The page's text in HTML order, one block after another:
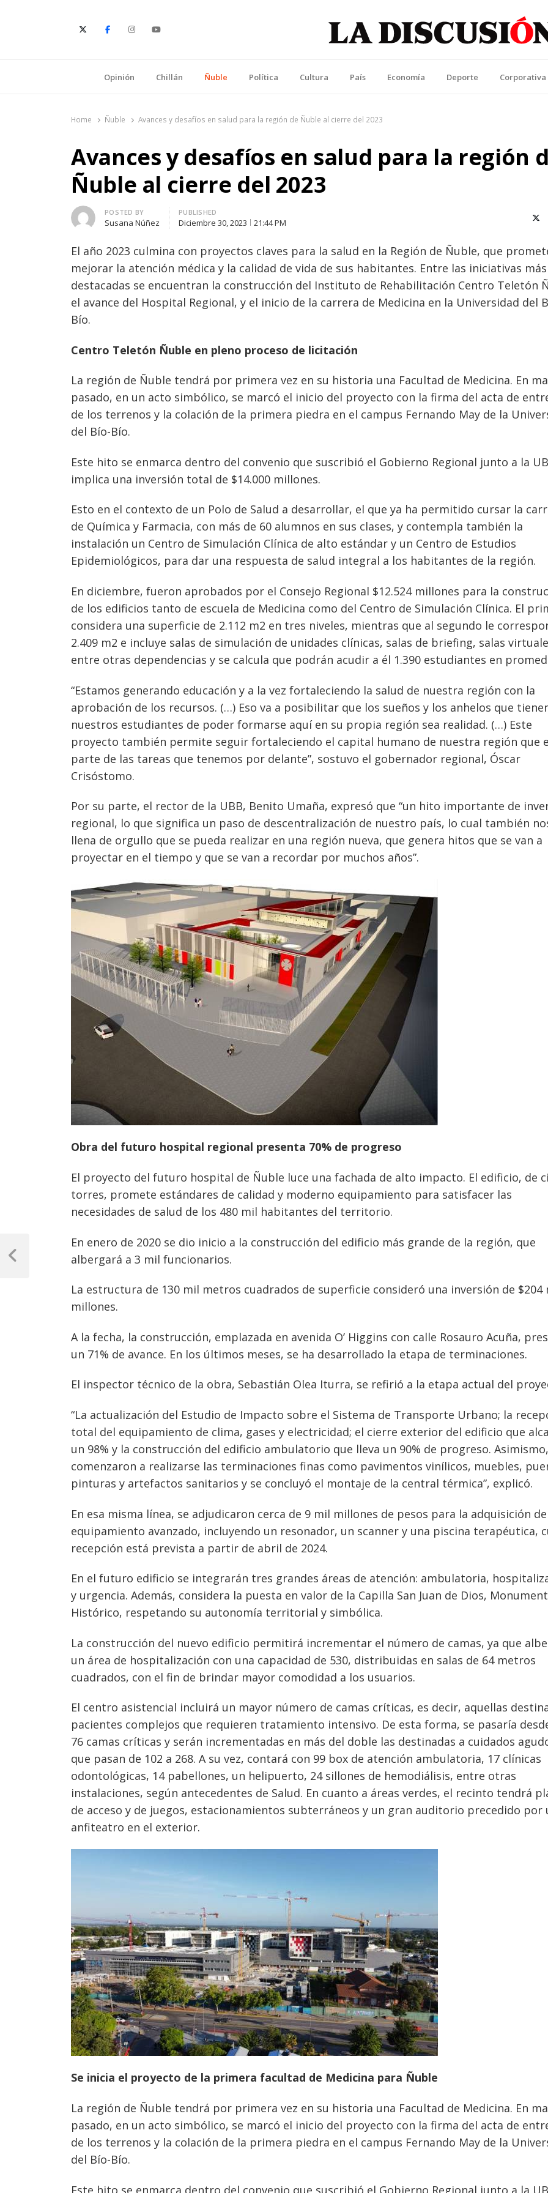
Opinión Chillán Ñuble Política Cultura País Economía Deporte Corporativa
Home Ñuble Avances y desafíos en salud para la región de Ñuble al cierre del 2023
Avances y desafíos en salud para la región
Ñuble al cierre del 2023
Author
POSTED BY
Susana Núñez
PUBLISHED
Diciembre 30, 2023 21:44 PM X
El año 2023 culmina con proyectos claves para la salud en la Región de Ñuble, que
mejorar la atención médica y la calidad de vida de sus habitantes. Entre las iniciativas más
destacadas se encuentran la construcción del Instituto de Rehabilitación Centro Teletón
el avance del Hospital Regional, y el inicio de la carrera de Medicina en la Universidad del
Bío.
Centro Teletón Ñuble en pleno proceso de licitación
La región de Ñuble tendrá por primera vez en su historia una Facultad de Medicina. En
pasado, en un acto simbólico, se marcó el inicio del proyecto con la firma del acta de
de los terrenos y la colación de la primera piedra en el campus Fernando May de la
del Bío-Bío.
Este hito se enmarca dentro del convenio que suscribió el Gobierno Regional junto a la
implica una inversión total de $14.000 millones.
Esto en el contexto de un Polo de Salud a desarrollar, el que ya ha permitido cursar la
de Química y Farmacia, con más de 60 alumnos en sus clases, y contempla también la
instalación un Centro de Simulación Clínica de alto estándar y un Centro de Estudios
Epidemiológicos, para dar una respuesta de salud integral a los habitantes de la región.
En diciembre, fueron aprobados por el Consejo Regional $12.524 millones para la
de los edificios tanto de escuela de Medicina como del Centro de Simulación Clínica. El
considera una superficie de 2.112 m2 en tres niveles, mientras que al segundo le
2.409 m2 e incluye salas de simulación de unidades clínicas, salas de briefing, salas
entre otras dependencias y se calcula que podrán acudir a él 1.390 estudiantes en
“Estamos generando educación y a la vez fortaleciendo la salud de nuestra región con la
aprobación de los recursos. (…) Eso va a posibilitar que los sueños y los anhelos que
nuestros estudiantes de poder formarse aquí en su propia región sea realidad. (…) Este
proyecto también permite seguir fortaleciendo el capital humano de nuestra región que
parte de las tareas que tenemos por delante”, sostuvo el gobernador regional, Óscar
Crisóstomo.
Por su parte, el rector de la UBB, Benito Umaña, expresó que “un hito importante de
regional, lo que significa un paso de descentralización de nuestro país, lo cual también
llena de orgullo que se pueda realizar en una región nueva, que genera hitos que se van a
proyectar en el tiempo y que se van a recordar por muchos años”.
Obra del futuro hospital regional presenta 70% de progreso
El proyecto del futuro hospital de Ñuble luce una fachada de alto impacto. El edificio, de
torres, promete estándares de calidad y moderno equipamiento para satisfacer las
necesidades de salud de los 480 mil habitantes del territorio.
En enero de 2020 se dio inicio a la construcción del edificio más grande de la región, que
albergará a 3 mil funcionarios.
La estructura de 130 mil metros cuadrados de superficie consideró una inversión de $204
millones.
A la fecha, la construcción, emplazada en avenida O’ Higgins con calle Rosauro Acuña,
un 71% de avance. En los últimos meses, se ha desarrollado la etapa de terminaciones.
El inspector técnico de la obra, Sebastián Olea Iturra, se refirió a la etapa actual del
“La actualización del Estudio de Impacto sobre el Sistema de Transporte Urbano; la
total del equipamiento de clima, gases y electricidad; el cierre exterior del edificio que
un 98% y la construcción del edificio ambulatorio que lleva un 90% de progreso. Asimismo,
comenzaron a realizarse las terminaciones finas como pavimentos vinílicos, muebles,
pinturas y artefactos sanitarios y se concluyó el montaje de la central térmica”, explicó.
En esa misma línea, se adjudicaron cerca de 9 mil millones de pesos para la adquisición de
equipamiento avanzado, incluyendo un resonador, un scanner y una piscina terapéutica,
recepción está prevista a partir de abril de 2024.
En el futuro edificio se integrarán tres grandes áreas de atención: ambulatoria,
y urgencia. Además, considera la puesta en valor de la Capilla San Juan de Dios,
Histórico, respetando su autonomía territorial y simbólica.
La construcción del nuevo edificio permitirá incrementar el número de camas, ya que
un área de hospitalización con una capacidad de 530, distribuidas en salas de 64 metros
cuadrados, con el fin de brindar mayor comodidad a los usuarios.
El centro asistencial incluirá un mayor número de camas críticas, es decir, aquellas
pacientes complejos que requieren tratamiento intensivo. De esta forma, se pasaría
76 camas críticas y serán incrementadas en más del doble las destinadas a cuidados
que pasan de 102 a 268. A su vez, contará con 99 box de atención ambulatoria, 17 clínicas
odontológicas, 14 pabellones, un helipuerto, 24 sillones de hemodiálisis, entre otras
instalaciones, según antecedentes de Salud. En cuanto a áreas verdes, el recinto tendrá
de acceso y de juegos, estacionamientos subterráneos y un gran auditorio precedido por
anfiteatro en el exterior.
Se inicia el proyecto de la primera facultad de Medicina para Ñuble
La región de Ñuble tendrá por primera vez en su historia una Facultad de Medicina. En
pasado, en un acto simbólico, se marcó el inicio del proyecto con la firma del acta de
de los terrenos y la colación de la primera piedra en el campus Fernando May de la
del Bío-Bío.
Este hito se enmarca dentro del convenio que suscribió el Gobierno Regional junto a la
Navegación
de
Previous